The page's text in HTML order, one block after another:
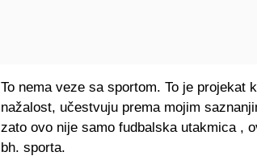
To nema veze sa sportom. To je projekat
nažalost, učestvuju prema mojim
zato ovo nije samo fudbalska utakmica ,
bh. sporta.